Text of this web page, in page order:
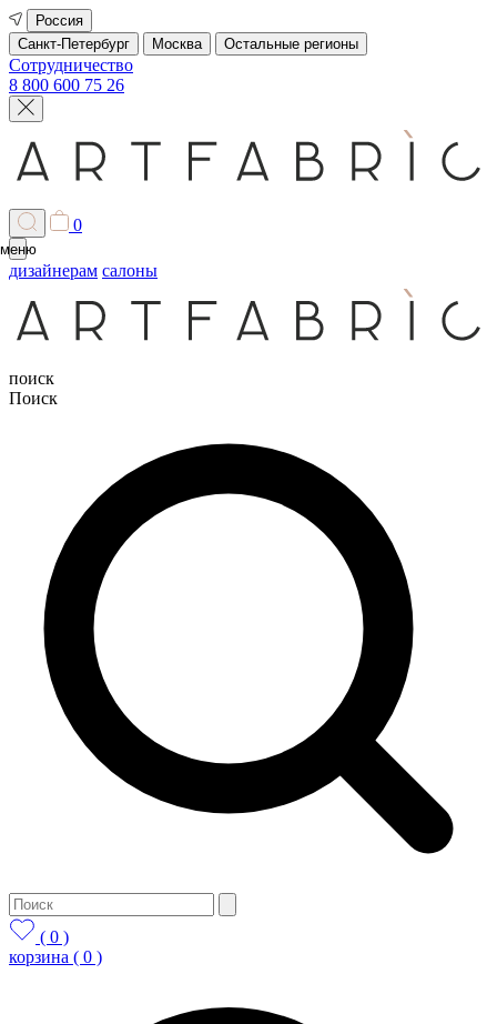
Россия
Санкт-Петербург
Москва Остальные регионы
Сотрудничество
8 800 600 75 26
0
меню
дизайнерам салоны
поиск
Поиск
( 0 )
корзина ( 0 )